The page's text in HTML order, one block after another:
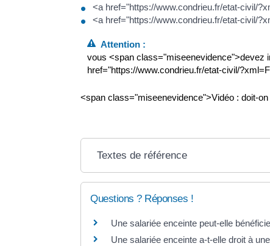
<a href="https://www.condrieu.fr/etat-civil/
<a href="https://www.condrieu.fr/etat-civil/
Attention :
vous <span class="miseenevidence">devez
href="https://www.condrieu.fr/etat-civil/
<span class="miseenevidence">Vidéo : doit-
Textes de référence
Questions ? Réponses !
Une salariée enceinte peut-elle
Une salariée enceinte a-t-elle droit à